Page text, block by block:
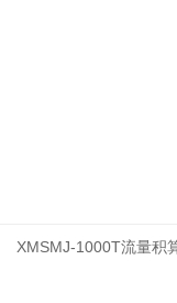
XMSMJ-1000T流量积